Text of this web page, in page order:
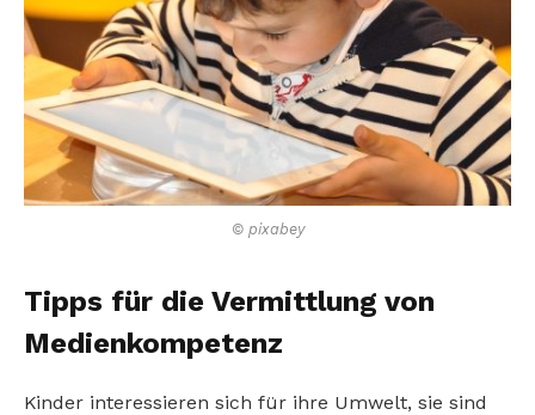
© pixabey
Tipps für die Vermittlung von
Medienkompetenz
Kinder interessieren sich für ihre Umwelt, sie sind